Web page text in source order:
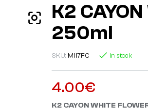
K2
250ml
SKU: M117FC In stock
4.00€
K2 CAYON WHITE